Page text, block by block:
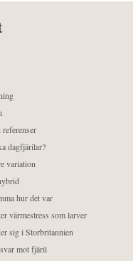
dagfjärilar?
variation
hur det var
värmestress som larver
sig i Storbritannien
mot fjäril